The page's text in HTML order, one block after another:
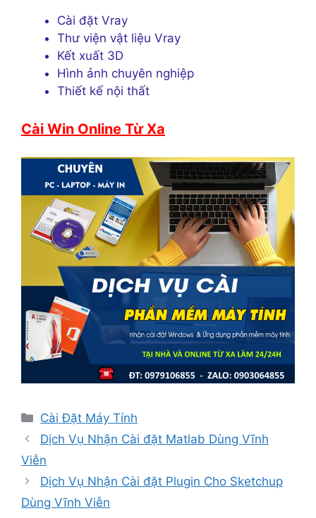
Cài đặt Vray
Thư viện vật liệu Vray
Kết xuất 3D
Hình ảnh chuyên nghiệp
Thiết kế nội thất
Cài Win Online Từ Xa
Danh
mục
Cài Đặt Máy Tính
Dịch Vụ Nhận Cài đặt Matlab Dùng Vĩnh
Viễn
Dịch Vụ Nhận Cài đặt Plugin Cho Sketchup
Dùng Vĩnh Viễn